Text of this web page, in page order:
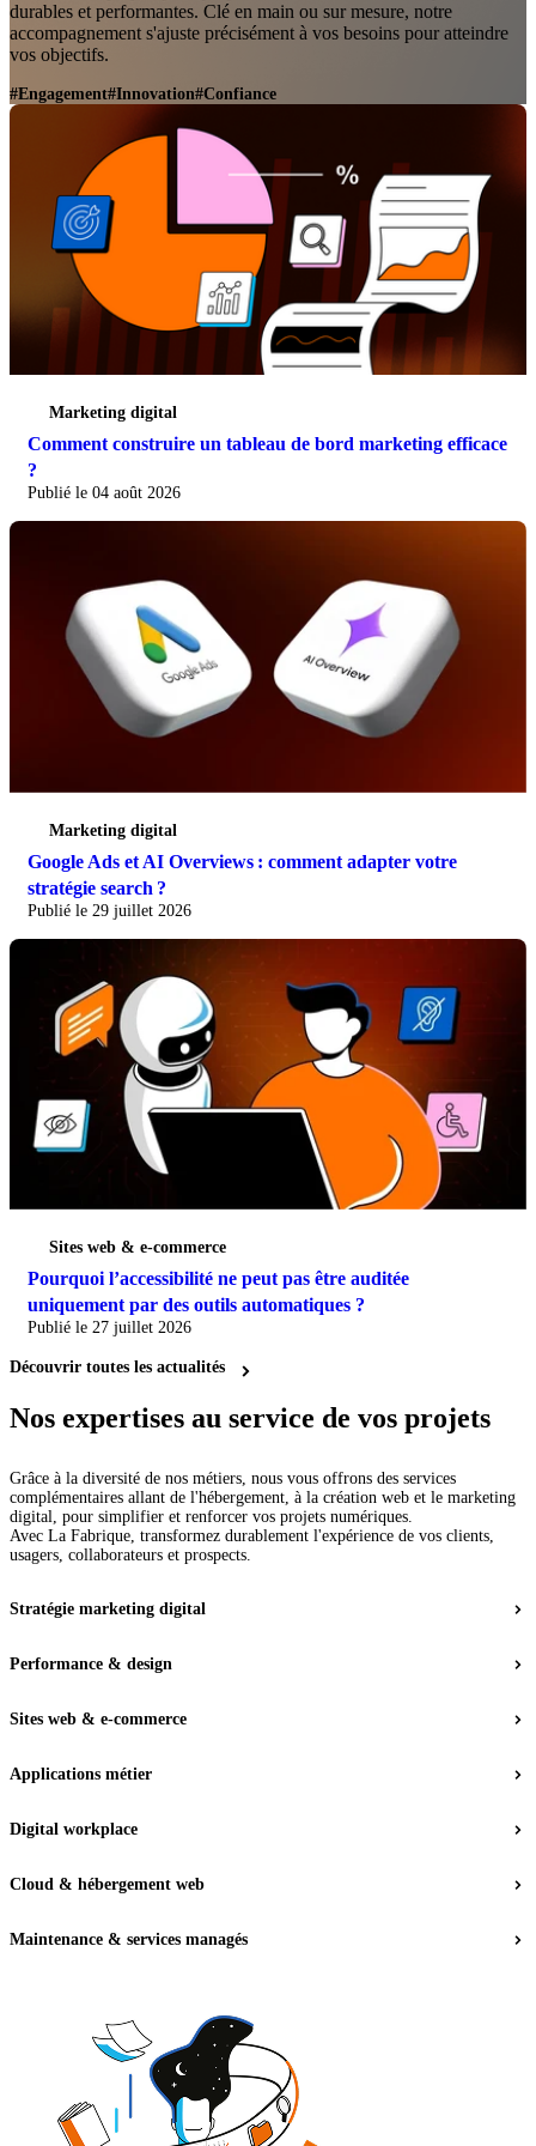
durables et performantes. Clé en main ou sur mesure, notre
accompagnement s'ajuste précisément à vos besoins pour atteindre
vos objectifs.
#Engagement#Innovation#Confiance
Comment construire un tableau de bord marketing efficace
?
Publié le 04 août 2026
Marketing digital
Google Ads et AI Overviews : comment adapter votre
stratégie search ?
Publié le 29 juillet 2026
Marketing digital
Pourquoi l’accessibilité ne peut pas être auditée
uniquement par des outils automatiques ?
Publié le 27 juillet 2026
Sites web & e-commerce
Découvrir toutes les actualités
Nos expertises au service de vos projets
Grâce à la diversité de nos métiers, nous vous offrons des services
complémentaires allant de l'hébergement, à la création web et le marketing
digital, pour simplifier et renforcer vos projets numériques.
Avec La Fabrique, transformez durablement l'expérience de vos clients,
usagers, collaborateurs et prospects.
Stratégie marketing digital
Performance & design
Sites web & e-commerce
Applications métier
Digital workplace
Cloud & hébergement web
Maintenance & services managés